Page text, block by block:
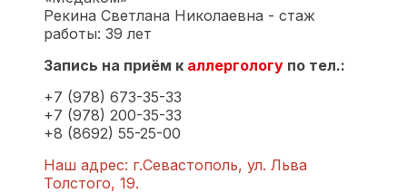
Рекина Светлана Николаевна - стаж
работы: 39 лет
Запись на приём к аллергологу по тел.:
+7 (978) 673-35-33
+7 (978) 200-35-33
+8 (8692) 55-25-00
Наш адрес: г.Севастополь, ул. Льва
Толстого, 19.